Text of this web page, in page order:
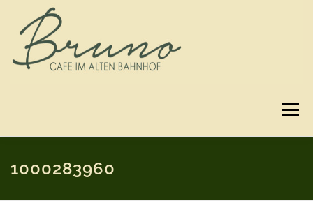
springen
Menü
SPEISEKARTE
1000283960